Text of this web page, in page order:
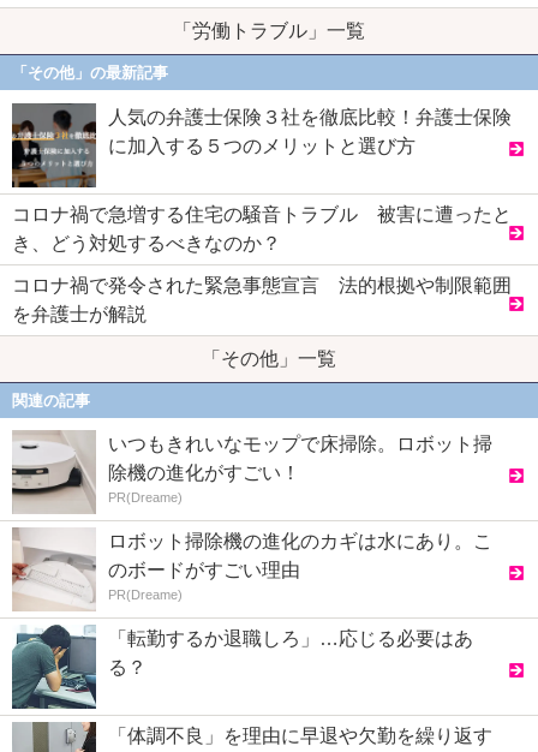
「労働トラブル」一覧
「その他」の最新記事
人気の弁護士保険３社を徹底比較！弁護士保険
に加入する５つのメリットと選び方
コロナ禍で急増する住宅の騒音トラブル 被害に遭ったと
き、どう対処するべきなのか？
コロナ禍で発令された緊急事態宣言 法的根拠や制限範囲
を弁護士が解説
「その他」一覧
関連の記事
いつもきれいなモップで床掃除。ロボット掃
除機の進化がすごい！
PR(Dreame)
ロボット掃除機の進化のカギは水にあり。こ
のボードがすごい理由
PR(Dreame)
「転勤するか退職しろ」…応じる必要はあ
る？
「体調不良」を理由に早退や欠勤を繰り返す